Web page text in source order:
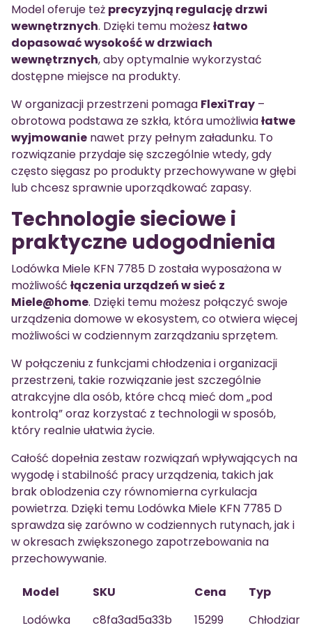
Model oferuje też precyzyjną regulację drzwi
wewnętrznych. Dzięki temu możesz łatwo
dopasować wysokość w drzwiach
wewnętrznych, aby optymalnie wykorzystać
dostępne miejsce na produkty.
W organizacji przestrzeni pomaga FlexiTray –
obrotowa podstawa ze szkła, która umożliwiałatwe
wyjmowanie nawet przy pełnym załadunku. To
rozwiązanie przydaje się szczególnie wtedy, gdy
często sięgasz po produkty przechowywane w głębi
lub chcesz sprawnie uporządkować zapasy.
Technologie sieciowe i
praktyczne udogodnienia
Lodówka Miele KFN 7785 D została wyposażona w
możliwość łączenia urządzeń w sieć z
Miele@home. Dzięki temu możesz połączyć swoje
urządzenia domowe w ekosystem, co otwiera więcej
możliwości w codziennym zarządzaniu sprzętem.
W połączeniu z funkcjami chłodzenia i organizacji
przestrzeni, takie rozwiązanie jest szczególnie
atrakcyjne dla osób, które chcą mieć dom „pod
kontrolą” oraz korzystać z technologii w sposób,
który realnie ułatwia życie.
Całość dopełnia zestaw rozwiązań wpływających na
wygodę i stabilność pracy urządzenia, takich jak
brak oblodzenia czy równomierna cyrkulacja
powietrza. Dzięki temu Lodówka Miele KFN 7785 D
sprawdza się zarówno w codziennych rutynach, jak i
w okresach zwiększonego zapotrzebowania na
przechowywanie.
Model SKU Cena
Typ
Lodówka
c8fa3ad5a33b
15299